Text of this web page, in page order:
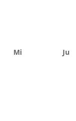
Mi Ju